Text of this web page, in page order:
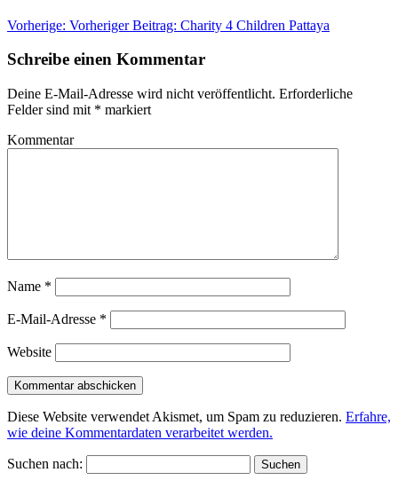
Vorherige: Vorheriger Beitrag: Charity 4 Children Pattaya
Schreibe einen Kommentar
Deine E-Mail-Adresse wird nicht veröffentlicht. Erforderliche
Felder sind mit * markiert
Kommentar
Name *
E-Mail-Adresse *
Website
Diese Website verwendet Akismet, um Spam zu reduzieren. Erfahre,
wie deine Kommentardaten verarbeitet werden.
Suchen nach: